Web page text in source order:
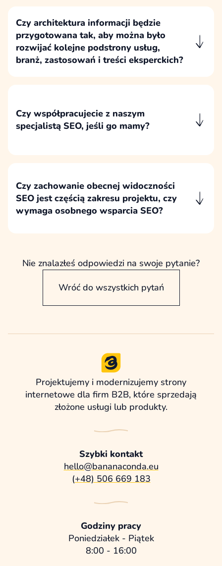
związane z utratą widoczności w
wyszukiwarce.
Czy architektura informacji będzie
przygotowana tak, aby można było
rozwijać kolejne podstrony usług,
branż, zastosowań i treści eksperckich?
i treści eksperckie bez przebudowy całego
serwisu.
Czy współpracujecie z naszym
specjalistą SEO, jeśli go mamy?
organicznej.
Czy zachowanie obecnej widoczności
SEO jest częścią zakresu projektu, czy
wymaga osobnego wsparcia SEO?
wymaga osobnego wsparcia specjalisty SEO.
Nie znalazłeś odpowiedzi na swoje pytanie?
Wróć do wszystkich pytań
Projektujemy i modernizujemy strony
internetowe dla firm B2B, które sprzedają
złożone usługi lub produkty.
Szybki kontakt
hello@bananaconda.eu
(+48) 506 669 183
Godziny pracy
Poniedziałek - Piątek
8:00 - 16:00